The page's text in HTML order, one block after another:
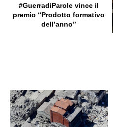
#GuerradiParole vince il
premio “Prodotto formativo
dell’anno”